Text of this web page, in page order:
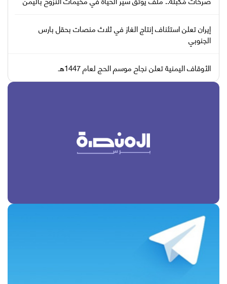
إيران تعلن استئناف إنتاج الغاز في ثلاث منصات بحقل بارس
الجنوبي
الأوقاف اليمنية تعلن نجاح موسم الحج لعام 1447هـ